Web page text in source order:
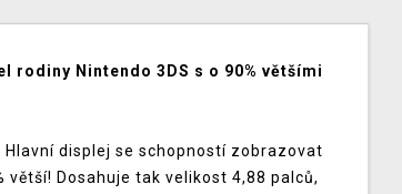
rodiny Nintendo 3DS s o 90% většími
displej se schopností zobrazovat
Dosahuje tak velikost 4,88 palců,